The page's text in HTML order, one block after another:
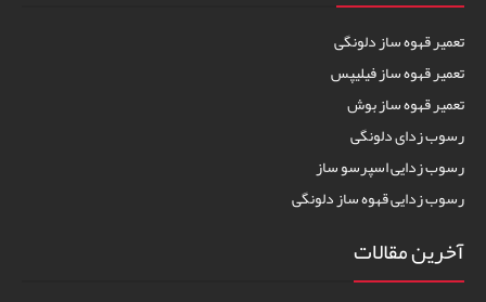
تعمیر قهوه ساز دلونگی
تعمیر قهوه ساز فیلیپس
تعمیر قهوه ساز بوش
رسوب زدای دلونگی
رسوب زدایی اسپرسو ساز
رسوب زدایی قهوه ساز دلونگی
آخرین مقالات